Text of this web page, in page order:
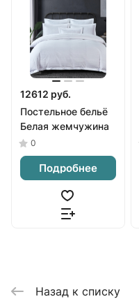
12612 руб.
Постельное бельё
Белая жемчужина
0
Подробнее
Назад к списку